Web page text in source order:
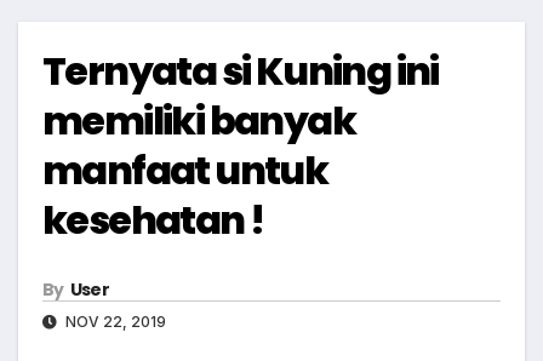
Ternyata si Kuning ini
memiliki banyak
manfaat untuk
kesehatan !
By User
NOV 22, 2019